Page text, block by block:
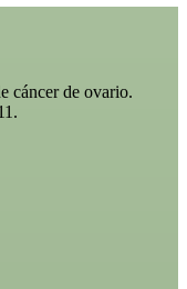
cáncer de ovario.